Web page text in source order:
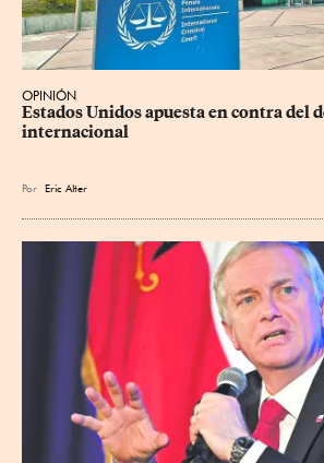
OPINIÓN
Estados Unidos apuesta en contra del
internacional
Por Eric Alter